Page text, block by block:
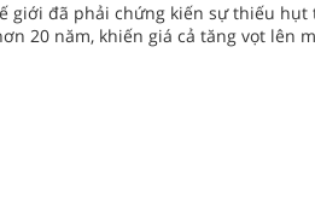
giới đã phải chứng kiến sự thiếu
20 năm, khiến giá cả tăng vọt lên